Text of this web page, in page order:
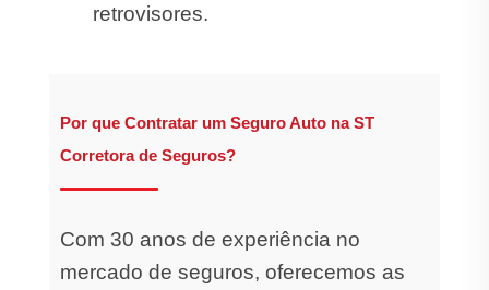
retrovisores.
Por que Contratar um Seguro Auto na ST
Corretora de Seguros?
Com 30 anos de experiência no
mercado de seguros, oferecemos as